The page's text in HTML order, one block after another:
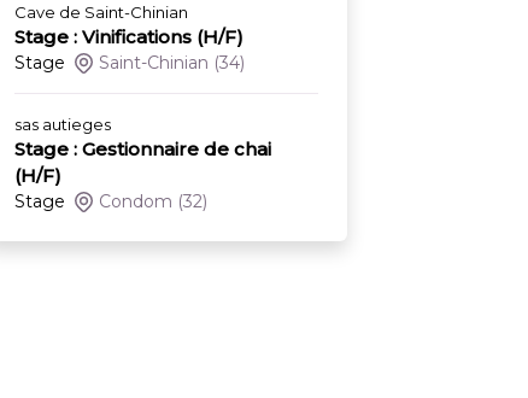
Cave de Saint-Chinian
Stage : Vinifications (H/F)
Stage Saint-Chinian (34)
sas autieges
Stage : Gestionnaire de chai
(H/F)
Stage Condom (32)